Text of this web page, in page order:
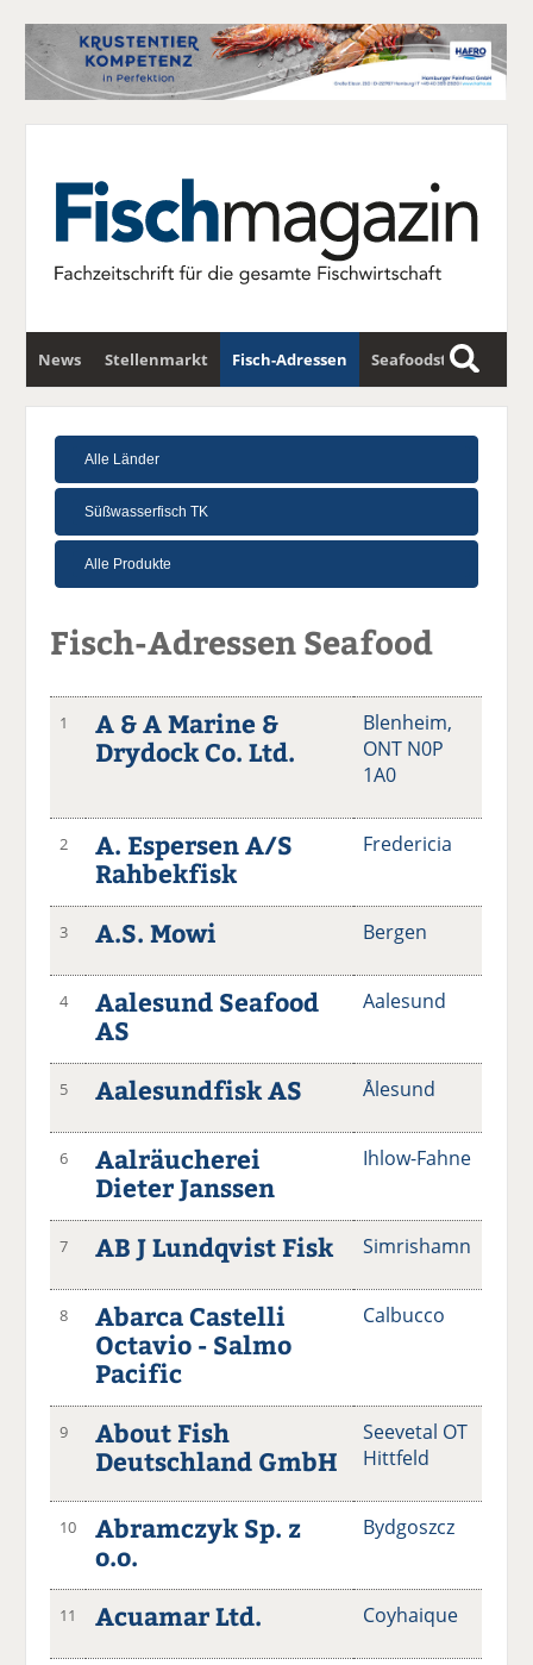
News Stellenmarkt Fisch-Adressen Seafoodstar
Fischwirtschafts-Gipfel Newsletter
S
u
c
e
Fisch-Adressen Seafood
1
A & A Marine &
Drydock Co. Ltd.
Blenheim,
ONT N0P
1A0
2
A. Espersen A/S
Rahbekfisk
Fredericia
3 A.S. Mowi Bergen
4
Aalesund Seafood
AS
Aalesund
5 Aalesundfisk AS Ålesund
6
Aalräucherei
Dieter Janssen
Ihlow-Fahne
7 AB J Lundqvist Fisk Simrishamn
8
Abarca Castelli
Octavio - Salmo
Pacific
Calbucco
9
About Fish
Deutschland GmbH
Seevetal OT
Hittfeld
10
Abramczyk Sp. z
o.o.
Bydgoszcz
11 Acuamar Ltd. Coyhaique